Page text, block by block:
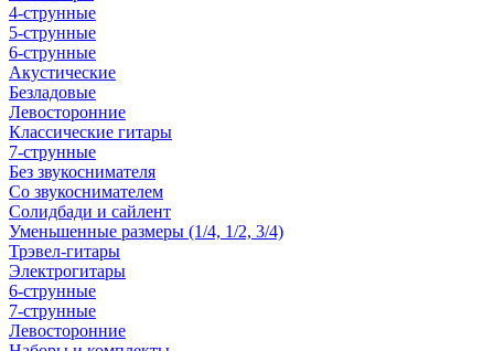
4-струнные
5-струнные
6-струнные
Акустические
Безладовые
Левосторонние
Классические гитары
7-струнные
Без звукоснимателя
Со звукоснимателем
Солидбади и сайлент
Уменьшенные размеры (1/4, 1/2, 3/4)
Трэвел-гитары
Электрогитары
6-струнные
7-струнные
Левосторонние